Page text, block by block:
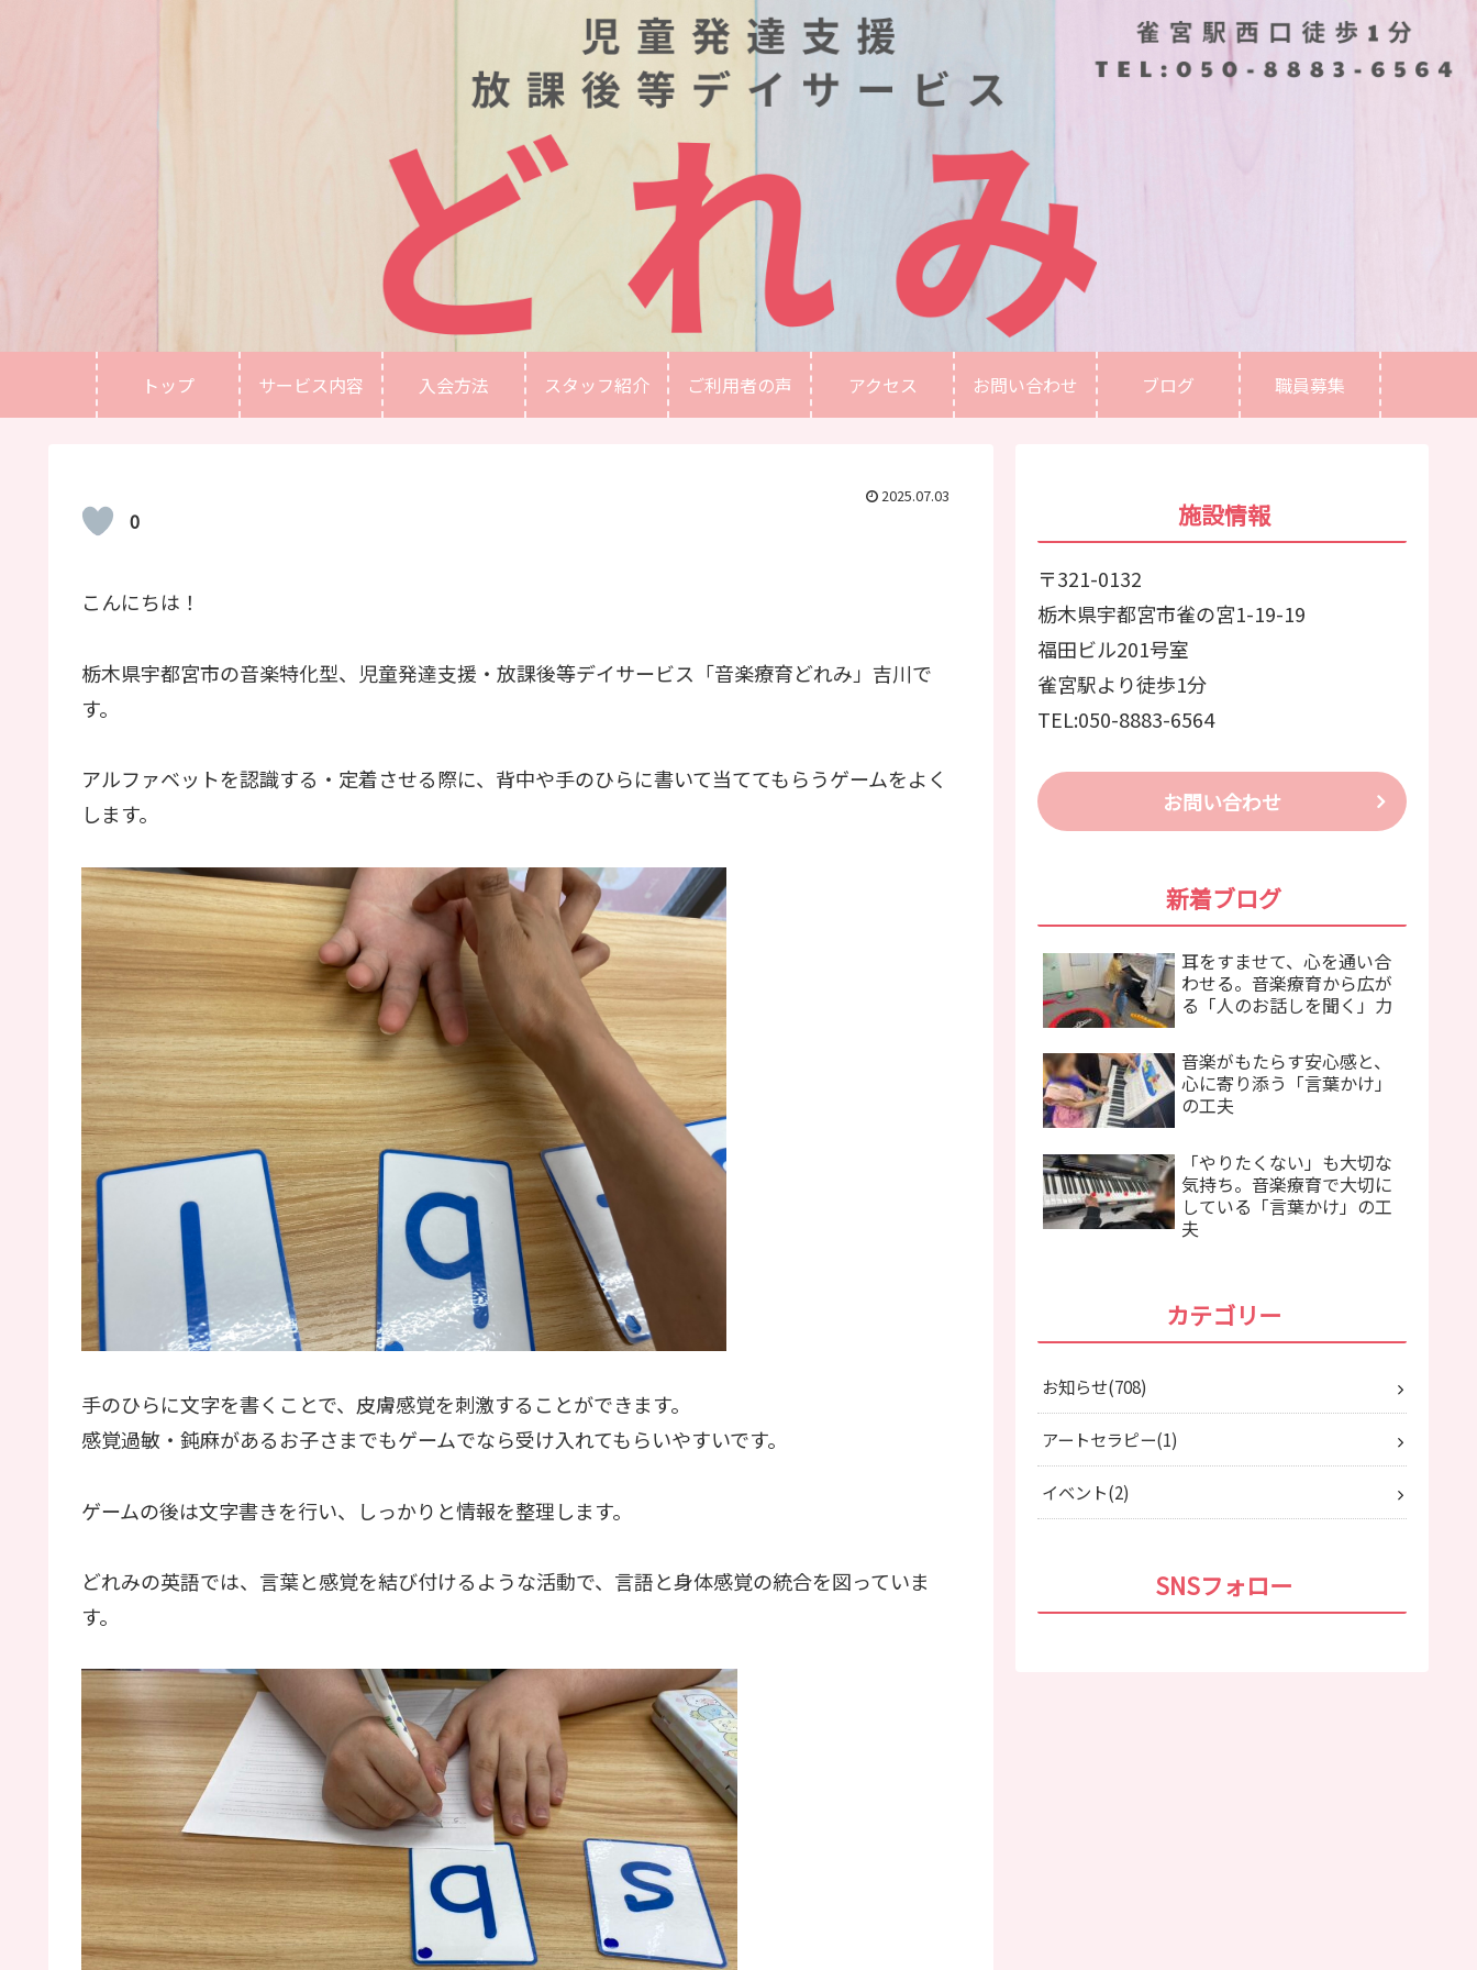
トップ サービス内容 入会方法 スタッフ紹介 ご利用者の声 アクセス お問い合わせ ブログ 職員募集
2025.07.03
0
こんにちは！
栃木県宇都宮市の音楽特化型、児童発達支援・放課後等デイサービス「音楽療育どれみ」吉川で
す。
アルファベットを認識する・定着させる際に、背中や手のひらに書いて当ててもらうゲームをよく
します。
手のひらに文字を書くことで、皮膚感覚を刺激することができます。
感覚過敏・鈍麻があるお子さまでもゲームでなら受け入れてもらいやすいです。
ゲームの後は文字書きを行い、しっかりと情報を整理します。
どれみの英語では、言葉と感覚を結び付けるような活動で、言語と身体感覚の統合を図っていま
す。
施設情報
〒321-0132
栃木県宇都宮市雀の宮1-19-19
福田ビル201号室
雀宮駅より徒歩1分
TEL:050-8883-6564
お問い合わせ
新着ブログ
耳をすませて、心を通い合
わせる。音楽療育から広が
る「人のお話しを聞く」力
音楽がもたらす安心感と、
心に寄り添う「言葉かけ」
の工夫
「やりたくない」も大切な
気持ち。音楽療育で大切に
している「言葉かけ」の工
夫
カテゴリー
お知らせ 708
アートセラピー 1
イベント 2
SNSフォロー